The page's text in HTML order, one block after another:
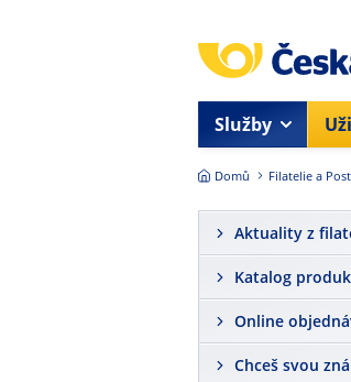
Služby
Domů Filatelie a
Aktuality z
Katalog
Online
Chceš svou